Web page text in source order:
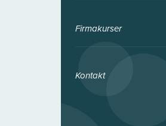
Firmakurser
Kontakt